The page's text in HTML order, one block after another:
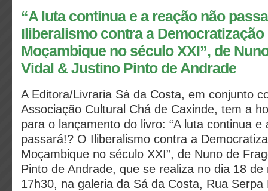
“A luta continua e a reação não
Iliberalismo contra a Democratização
Moçambique no século XXI”, de
Vidal & Justino Pinto de Andrade
A Editora/Livraria Sá da Costa, em conjunto
Associação Cultural Chá de Caxinde, tem a
para o lançamento do livro: “A luta continua e
passará!? O Iliberalismo contra a
Moçambique no século XXI”, de Nuno de
Pinto de Andrade, que se realiza no dia 18
17h30, na galeria da Sá da Costa, Rua